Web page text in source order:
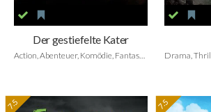
Der gestiefelte Kater
Action, Abenteuer, Komödie, Fantasy, Animation, Family
7.5 7.5